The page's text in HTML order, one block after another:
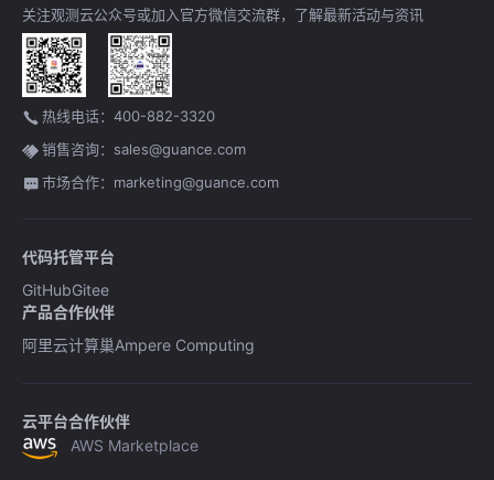
关注观测云公众号或加入官方微信交流群，了解最新活动与资讯
热线电话：400-882-3320
销售咨询：sales@guance.com
市场合作：marketing@guance.com
代码托管平台
GitHubGitee
产品合作伙伴
阿里云计算巢Ampere Computing
云平台合作伙伴
AWS Marketplace